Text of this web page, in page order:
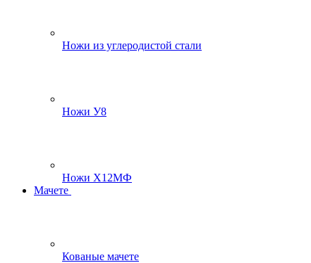
Ножи из углеродистой стали
Ножи У8
Ножи Х12МФ
Мачете
Кованые мачете